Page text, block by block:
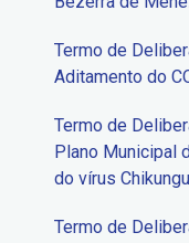
Termo de
Aditamento do
Termo de
Plano Municipal
do vírus
Termo de